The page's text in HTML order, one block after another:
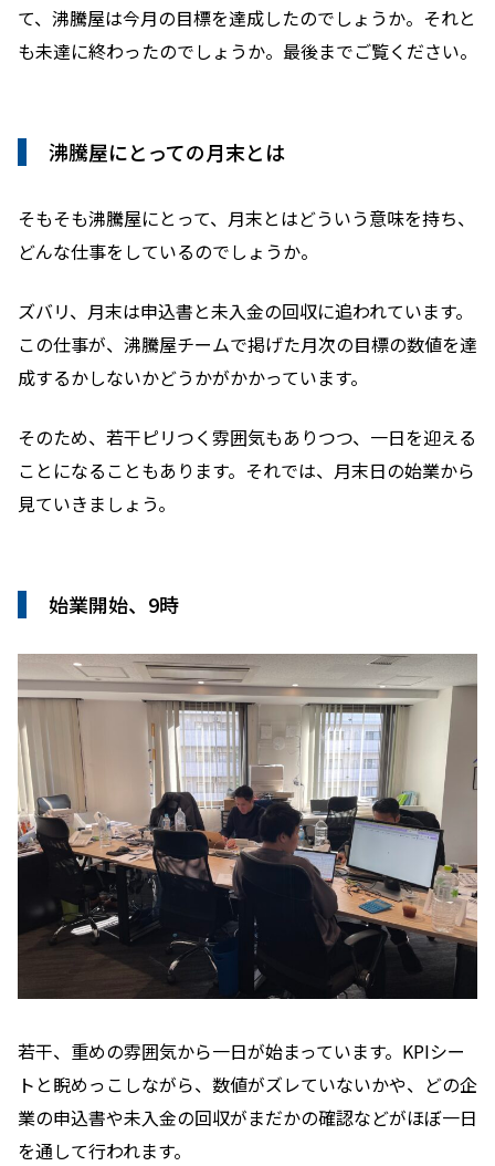
て、沸騰屋は今月の目標を達成したのでしょうか。それと
も未達に終わったのでしょうか。最後までご覧ください。
沸騰屋にとっての月末とは
そもそも沸騰屋にとって、月末とはどういう意味を持ち、
どんな仕事をしているのでしょうか。
ズバリ、月末は申込書と未入金の回収に追われています。
この仕事が、沸騰屋チームで掲げた月次の目標の数値を達
成するかしないかどうかがかかっています。
そのため、若干ピリつく雰囲気もありつつ、一日を迎える
ことになることもあります。それでは、月末日の始業から
見ていきましょう。
始業開始、9時
若干、重めの雰囲気から一日が始まっています。KPIシー
トと睨めっこしながら、数値がズレていないかや、どの企
業の申込書や未入金の回収がまだかの確認などがほぼ一日
を通して行われます。